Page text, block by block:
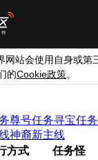
网站会使用自身或第
的Cookie政策。
尊号任务寻宝任务
神裔新主线
方式
任务怪